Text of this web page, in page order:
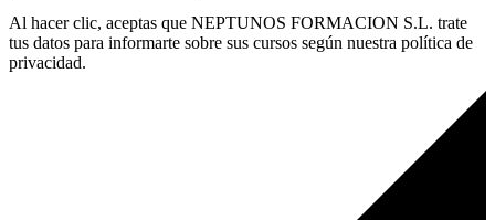
Al hacer clic, aceptas que NEPTUNOS FORMACION S.L. trate
tus datos para informarte sobre sus cursos según nuestra política de
privacidad.